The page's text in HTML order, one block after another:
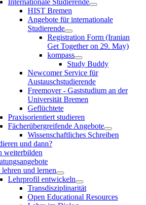
HIST Bremen
Angebote für internationale
Studierende
Registration Form (Iranian
Get Together on 29. May)
kompass
Study Buddy
Newcomer Service für
Austauschstudierende
Freemover - Gaststudium an der
Universität Bremen
Geflüchtete
Praxisorientiert studieren
Fächerübergreifende Angebote
Wissenschaftliches Schreiben
und dann?
weiterbilden
und lernen
Lehrprofil entwickeln
Transdisziplinarität
Open Educational Resources